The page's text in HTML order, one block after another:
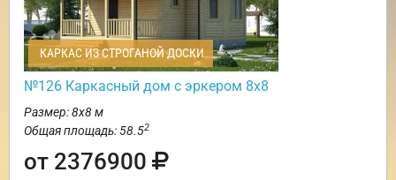
КАРКАС ИЗ СТРОГАНОЙ ДОСКИ
№126 Каркасный дом с эркером 8х8
Размер: 8х8 м
Общая площадь: 58.52
от 2376900